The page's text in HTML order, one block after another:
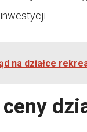
na działce